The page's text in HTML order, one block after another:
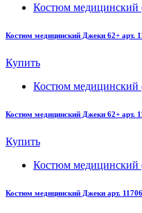
Костюм медицинский
Костюм медицинский Джеки 62+ арт.
Купить
Костюм медицинский
Костюм медицинский Джеки 62+ арт.
Купить
Костюм медицинский
Костюм медицинский Джеки арт.